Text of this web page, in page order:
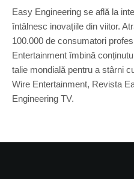
Easy Engineering se află la
întâlnesc inovațiile din viitor.
100.000 de consumatori
Entertainment îmbină
talie mondială pentru a stârni
Wire Entertainment, Revista
Engineering TV.